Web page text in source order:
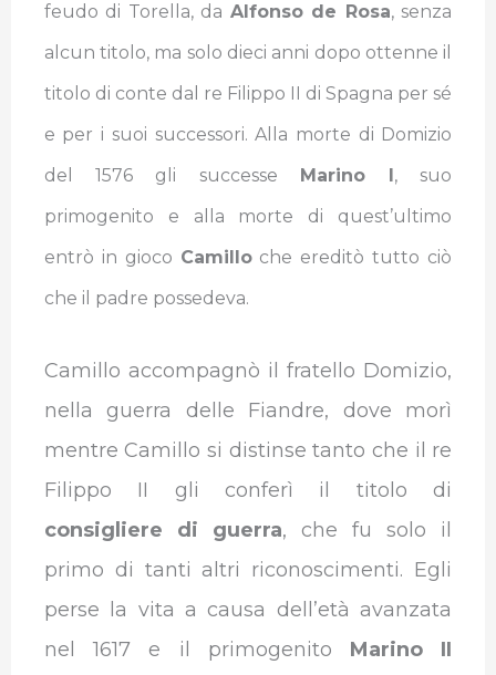
feudo di Torella, da Alfonso de Rosa, senza
alcun titolo, ma solo dieci anni dopo ottenne il
titolo di conte dal re Filippo II di Spagna per sé
e per i suoi successori. Alla morte di Domizio
del 1576 gli successe Marino I, suo
primogenito e alla morte di quest’ultimo
entrò in gioco Camilloche ereditò tutto ciò
che il padre possedeva.
Camillo accompagnò il fratello Domizio,
nella guerra delle Fiandre, dove morì
mentre Camillo si distinse tanto che il re
Filippo II gli conferì il titolo di
consigliere di guerra, che fu solo il
primo di tanti altri riconoscimenti. Egli
perse la vita a causa dell’età avanzata
nel 1617 e il primogenito Marino II